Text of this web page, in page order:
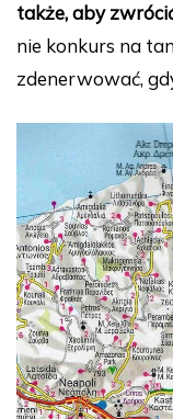
także, aby
nie konkurs na
zdenerwować,